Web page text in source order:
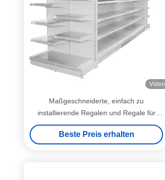
Video
Maßgeschneiderte, einfach zu
installierende Regalen und Regale für
effektive Einzelhandelslösungen
Beste Preis erhalten